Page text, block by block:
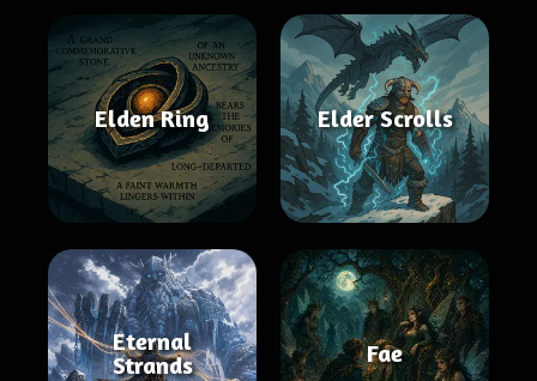
Elden Ring Elder Scrolls
Eternal
Strands
Fae